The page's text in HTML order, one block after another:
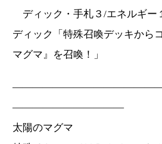
ディック・手札３/エネルギー
ディック「特殊召喚デッキから
マグマ』を召喚！」
―――――――――――
太陽のマグマ